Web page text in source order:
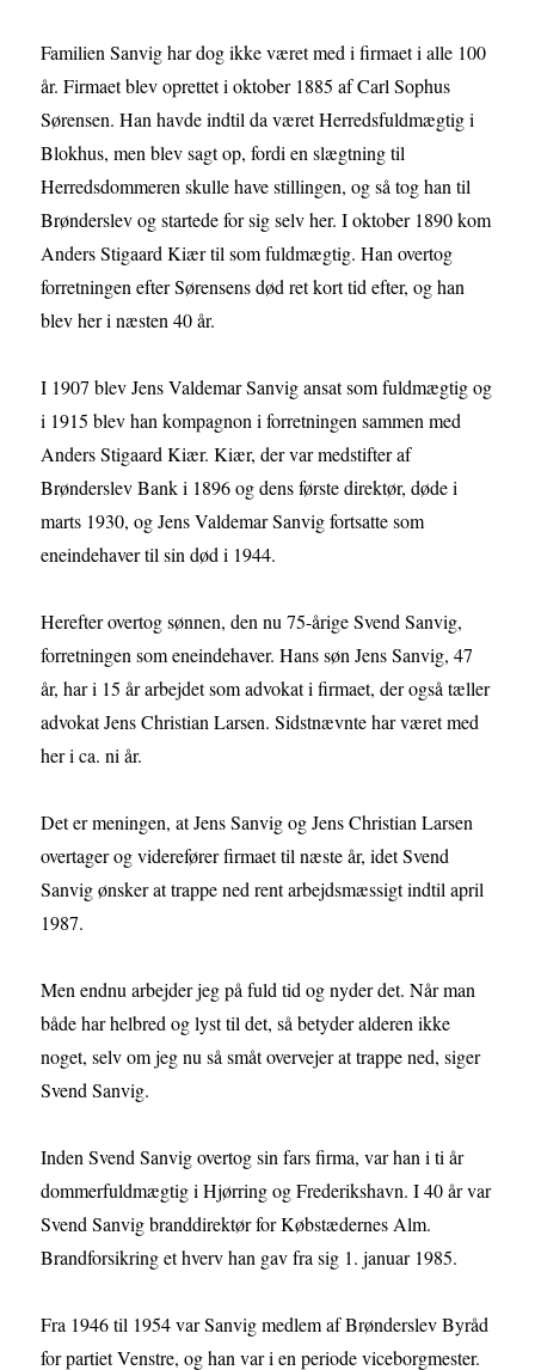
Familien Sanvig har dog ikke været med i firmaet i alle 100
år. Firmaet blev oprettet i oktober 1885 af Carl Sophus
Sørensen. Han havde indtil da været Herredsfuldmægtig i
Blokhus, men blev sagt op, fordi en slægtning til
Herredsdommeren skulle have stillingen, og så tog han til
Brønderslev og startede for sig selv her. I oktober 1890 kom
Anders Stigaard Kiær til som fuldmægtig. Han overtog
forretningen efter Sørensens død ret kort tid efter, og han
blev her i næsten 40 år.
I 1907 blev Jens Valdemar Sanvig ansat som fuldmægtig og
i 1915 blev han kompagnon i forretningen sammen med
Anders Stigaard Kiær. Kiær, der var medstifter af
Brønderslev Bank i 1896 og dens første direktør, døde i
marts 1930, og Jens Valdemar Sanvig fortsatte som
eneindehaver til sin død i 1944.
Herefter overtog sønnen, den nu 75-årige Svend Sanvig,
forretningen som eneindehaver. Hans søn Jens Sanvig, 47
år, har i 15 år arbejdet som advokat i firmaet, der også tæller
advokat Jens Christian Larsen. Sidstnævnte har været med
her i ca. ni år.
Det er meningen, at Jens Sanvig og Jens Christian Larsen
overtager og viderefører firmaet til næste år, idet Svend
Sanvig ønsker at trappe ned rent arbejdsmæssigt indtil april
1987.
Men endnu arbejder jeg på fuld tid og nyder det. Når man
både har helbred og lyst til det, så betyder alderen ikke
noget, selv om jeg nu så småt overvejer at trappe ned, siger
Svend Sanvig.
Inden Svend Sanvig overtog sin fars firma, var han i ti år
dommerfuldmægtig i Hjørring og Frederikshavn. I 40 år var
Svend Sanvig branddirektør for Købstædernes Alm.
Brandforsikring et hverv han gav fra sig 1. januar 1985.
Fra 1946 til 1954 var Sanvig medlem af Brønderslev Byråd
for partiet Venstre, og han var i en periode viceborgmester.